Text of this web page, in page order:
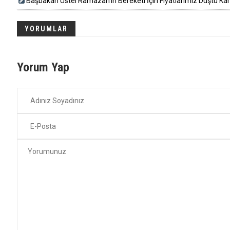
YORUMLAR
Yorum Yap